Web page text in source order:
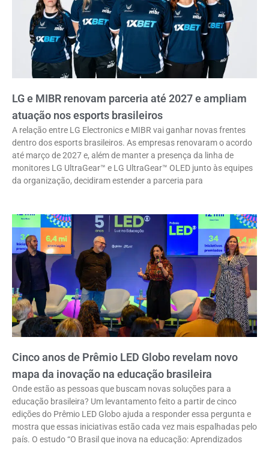
LG e MIBR renovam parceria até 2027 e ampliam
atuação nos esports brasileiros
A relação entre LG Electronics e MIBR vai ganhar novas frentes
dentro dos esports brasileiros. As empresas renovaram o acordo
até março de 2027 e, além de manter a presença da linha de
monitores LG UltraGear™ e LG UltraGear™ OLED junto às equipes
da organização, decidiram estender a parceria para
Cinco anos de Prêmio LED Globo revelam novo
mapa da inovação na educação brasileira
Onde estão as pessoas que buscam novas soluções para a
educação brasileira? Um levantamento feito a partir de cinco
edições do Prêmio LED Globo ajuda a responder essa pergunta e
mostra que essas iniciativas estão cada vez mais espalhadas pelo
país. O estudo “O Brasil que inova na educação: Aprendizados